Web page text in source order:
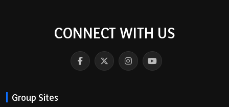
CONNECT WITH US
Group Sites